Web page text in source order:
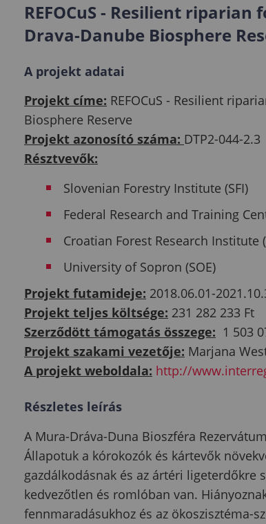
REFOCuS - Resilient
Drava-Danube Biosphere
A projekt adatai
Projekt címe: REFOCuS - Resilient
Biosphere Reserve
Projekt azonosító száma: DTP2-044-2.3
Résztvevők:
Slovenian Forestry Institute (SFI)
Federal Research and Training
Croatian Forest Research Institute
University of Sopron (SOE)
Projekt futamideje: 2018.06.01-
Projekt teljes költsége: 231 282 233 Ft
Szerződött támogatás összege: 1 503
Projekt szakami vezetője: Marjana
A projekt weboldala: http://
Részletes leírás
A Mura-Dráva-Duna Bioszféra
Állapotuk a kórokozók és kártevők
gazdálkodásnak és az ártéri ligeterdőkre
kedvezőtlen és romlóban van.
fennmaradásukhoz és az ökoszisztéma-